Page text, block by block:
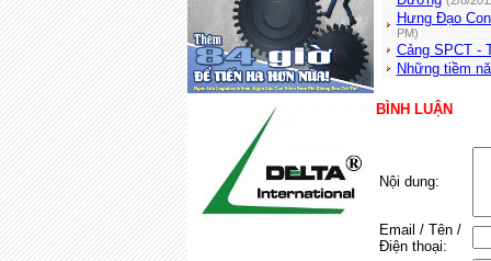
Hưng Đạo
PM)
Cảng SPCT -
Những tiềm
BÌNH LUẬN
Nội dung:
Email / Tên /
Điện thoại: